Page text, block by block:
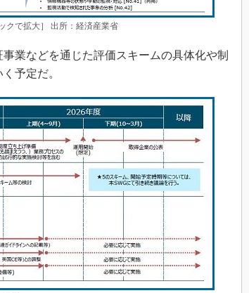
クで拡大］ 出所：経済産業省
業などを通じた評価スキームの具体化や制
予定だ。